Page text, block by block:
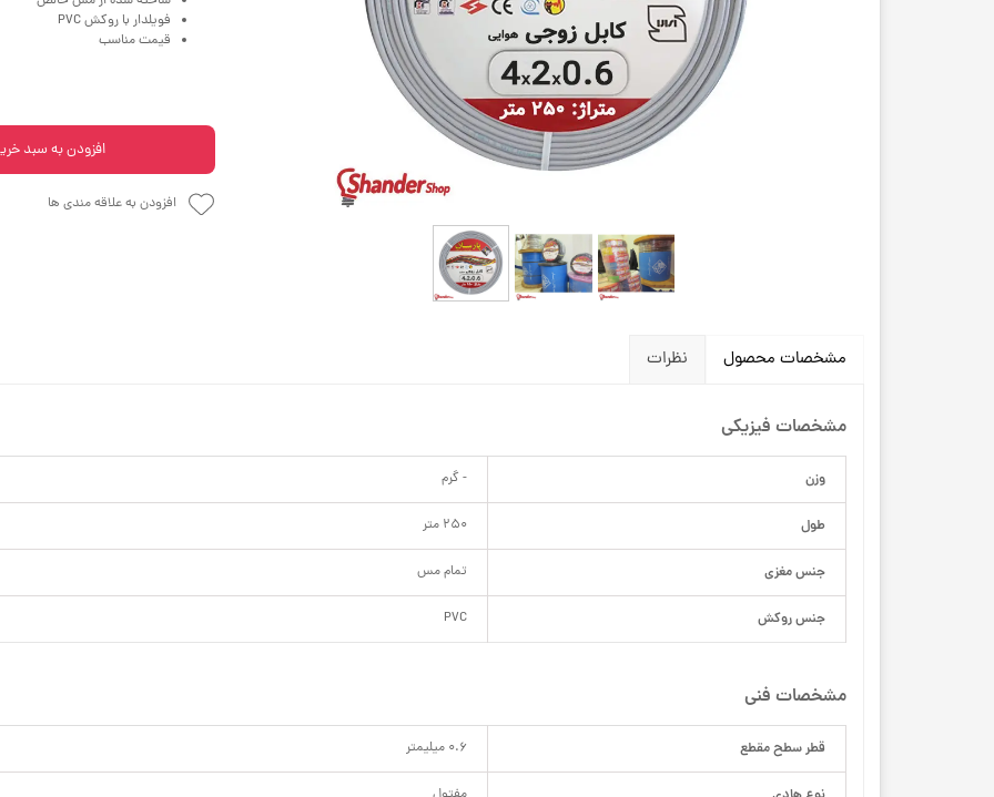
فویلدار با روکش PVC
قیمت مناسب
افزودن به سبد
افزودن به علاقه مندی ها
مشخصات محصول نظرات
مشخصات فیزیکی
وزن - گرم
طول 250 متر
جنس مغزی تمام مس
جنس روکش PVC
مشخصات فنی
قطر سطح مقطع 0.6 میلیمتر